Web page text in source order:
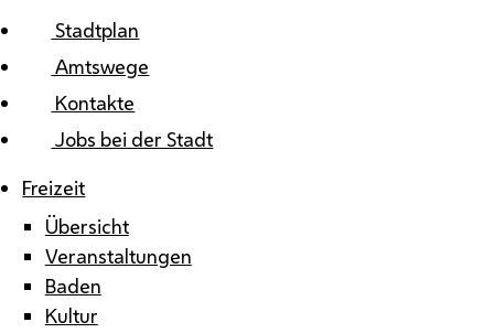
Stadtplan
Amtswege
Kontakte
Jobs bei der Stadt
Freizeit
Übersicht
Veranstaltungen
Baden
Kultur